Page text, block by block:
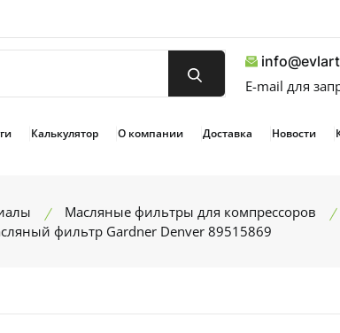
E-mail для
Калькулятор О компании Доставка Новости
Масляные фильтры для компрессоров
фильтр Gardner Denver 89515869